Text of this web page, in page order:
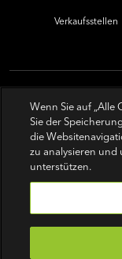
Verkaufsstellen
Wenn Sie auf „Alle
Sie der
die
zu analysieren
unterstützen.